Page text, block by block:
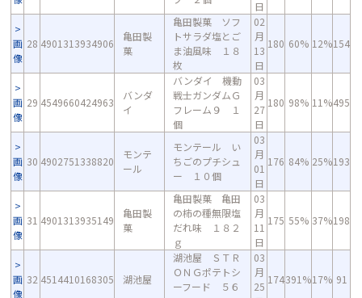
日
画
像
28 4901313934906
亀田製
菓
亀田製菓 ソフ
トサラダ塩とご
ま油風味 １８
枚
02
月
13
日
180 60% 12%154
画
像
29 4549660424963
バンダ
イ
バンダイ 機動
戦士ガンダムＧ
フレーム９ １
個
03
月
27
日
180 98% 11%495
画
像
30 4902751338820
モンテ
ール
モンテール い
ちごのプチシュ
ー １０個
03
月
01
日
176 84% 25%193
画
像
31 4901313935149
亀田製
菓
亀田製菓 亀田
の柿の種無限塩
だれ味 １８２
ｇ
03
月
11
日
175 55% 37%198
画
像
32 4514410168305 湖池屋
湖池屋 ＳＴＲ
ＯＮＧポテトシ
ーフード ５６
03
月
25
174391%17% 91